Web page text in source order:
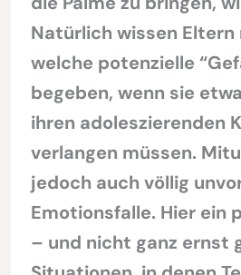
Natürlich wissen Eltern
welche potenzielle
begeben, wenn sie
ihren adoleszierenden
verlangen müssen.
jedoch auch völlig
Emotionsfalle. Hier ein
– und nicht ganz ernst